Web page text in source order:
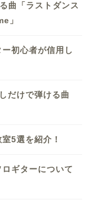
曲「ラストダンス
」
ー初心者が信用し
だけで弾ける曲
5選を紹介！
ギターについて